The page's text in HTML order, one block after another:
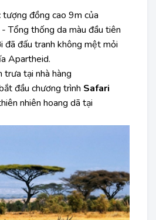
đồng cao 9m của
- Tổng thống da màu đầu tiên
đã đấu tranh không mệt mỏi
Apartheid.
trưa tại nhà hàng
đầu chương trình Safari
nhiên hoang dã tại